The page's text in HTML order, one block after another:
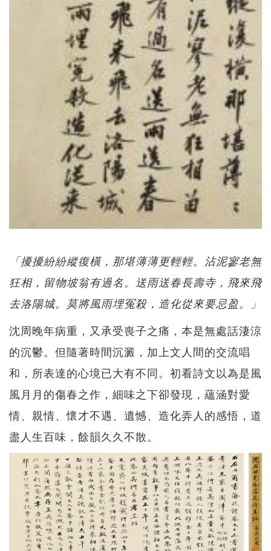
「擾擾紛紛縱復橫，那堪薄薄更輕輕。沾泥寥老無
狂相，留物坡翁有過名。送雨送春長壽寺，飛來飛
去洛陽城。莫將風雨埋冤殺，造化從來要忌盈。」
沈周晚年病重，又承受喪子之痛，本是無處話淒涼
的沉鬱。但隨著時間沉澱，加上文人間的交流唱
和，所表達的心境已大有不同。初看詩文以為是風
風月月的傷春之作，細味之下卻發現，蘊涵對愛
情、親情、懷才不遇、遺憾、造化弄人的感悟，道
盡人生百味，餘韻久久不散。